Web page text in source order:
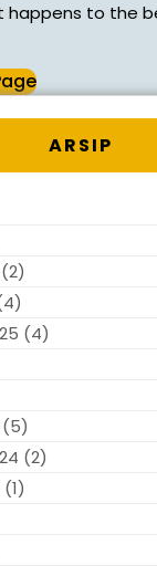
happens to the
ARSIP
(2)
(4)
(5)
(2)
(1)